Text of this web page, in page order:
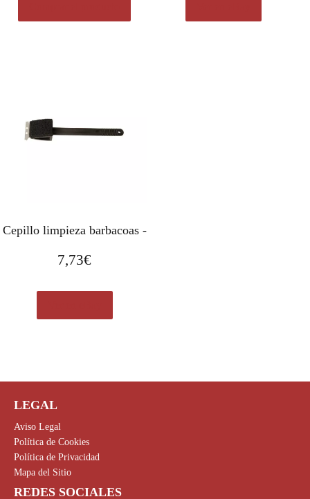
Cepillo limpieza barbacoas -
7,73€
LEGAL
Aviso Legal
Política de Cookies
Política de Privacidad
Mapa del Sitio
REDES SOCIALES